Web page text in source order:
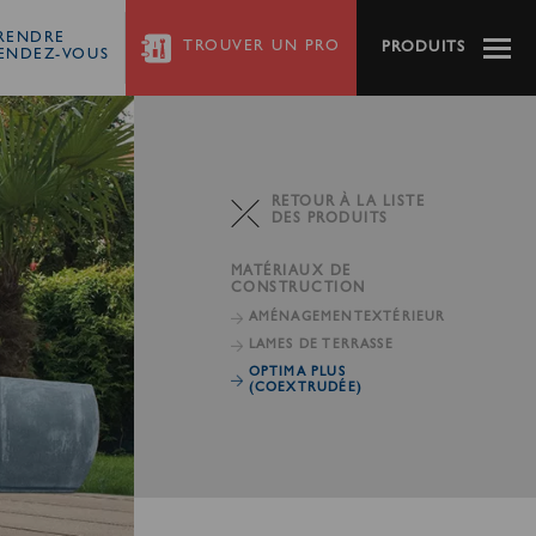
VOUS
TROUVER UN PRO PRODUITS
RETOUR À LA LISTE
DES PRODUITS
MATÉRIAUX DE
CONSTRUCTION
AMÉNAGEMENT EXTÉRIEUR
LAMES DE TERRASSE
OPTIMA PLUS
(COEXTRUDÉE)